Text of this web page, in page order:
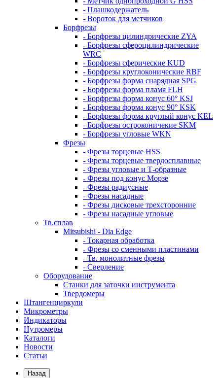
- Плашкодержатель
- Вороток для метчиков
Борфрезы
- Борфрезы цилиндрические ZYA
- Борфрезы сфероцилиндрические
WRC
- Борфрезы сферические KUD
- Борфрезы круглоконические RBF
- Борфрезы форма снарядная SPG
- Борфрезы форма пламя FLH
- Борфрезы форма конус 60° KSJ
- Борфрезы форма конус 90° KSK
- Борфрезы форма круглый конус KEL
- Борфрезы остроконичекие SKM
- Борфрезы угловые WKN
Фрезы
- Фрезы торцевые HSS
- Фрезы торцевые твердосплавные
- Фрезы угловые и Т-образные
- Фрезы под конус Морзе
- Фрезы радиусные
- Фрезы насадные
- Фрезы дисковые трехсторонние
- Фрезы насадные угловые
Тв.сплав
Mitsubishi - Dia Edge
- Токарная обработка
- Фрезы со сменными пластинами
- Тв. монолитные фрезы
- Сверление
Оборудование
Станки для заточки инструмента
Твердомеры
Штангенциркули
Микрометры
Индикаторы
Нутромеры
Каталоги
Новости
Статьи
Назад